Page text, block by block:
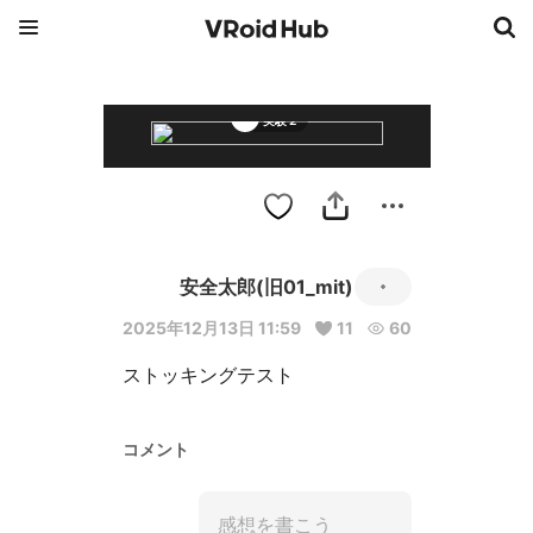
実験２
安全太郎(旧01_mit)
2025年12月13日 11:59 11 60
ストッキングテスト
コメント